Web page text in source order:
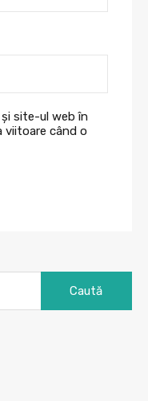
și site-ul web în
viitoare când o